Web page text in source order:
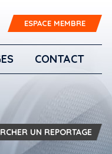
ESPACE MEMBRE
CONTACT
UN REPORTAGE